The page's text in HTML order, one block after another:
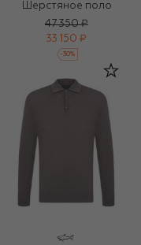
Шерстяное поло
47 350 ₽
33 150 ₽
-30%